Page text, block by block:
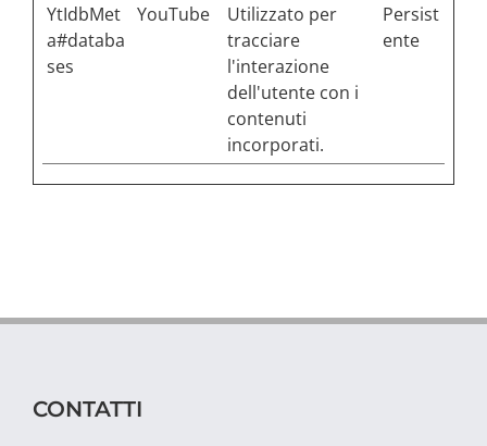
YtIdbMet
a#databa
ses
YouTube
Utilizzato per
tracciare
l'interazione
dell'utente con i
contenuti
incorporati.
Persist
ente
CONTATTI